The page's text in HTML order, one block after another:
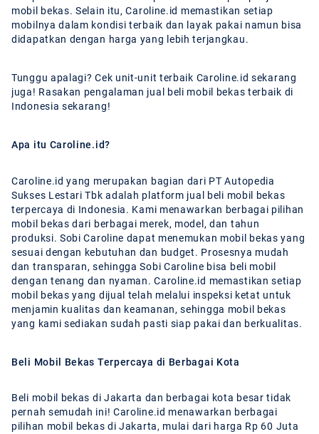
mobil bekas. Selain itu, Caroline.id memastikan setiap
mobilnya dalam kondisi terbaik dan layak pakai namun bisa
didapatkan dengan harga yang lebih terjangkau.
Tunggu apalagi? Cek unit-unit terbaik Caroline.id sekarang
juga! Rasakan pengalaman jual beli mobil bekas terbaik di
Indonesia sekarang!
Apa itu Caroline.id?
Caroline.id yang merupakan bagian dari PT Autopedia
Sukses Lestari Tbk adalah platform jual beli mobil bekas
terpercaya di Indonesia. Kami menawarkan berbagai pilihan
mobil bekas dari berbagai merek, model, dan tahun
produksi. Sobi Caroline dapat menemukan mobil bekas yang
sesuai dengan kebutuhan dan budget. Prosesnya mudah
dan transparan, sehingga Sobi Caroline bisa beli mobil
dengan tenang dan nyaman. Caroline.id memastikan setiap
mobil bekas yang dijual telah melalui inspeksi ketat untuk
menjamin kualitas dan keamanan, sehingga mobil bekas
yang kami sediakan sudah pasti siap pakai dan berkualitas.
Beli Mobil Bekas Terpercaya di Berbagai Kota
Beli mobil bekas di Jakarta dan berbagai kota besar tidak
pernah semudah ini! Caroline.id menawarkan berbagai
pilihan mobil bekas di Jakarta, mulai dari harga Rp 60 Juta